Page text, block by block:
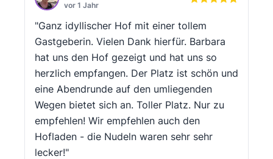
vor 1 Jahr
"Ganz idyllischer Hof mit einer tollem
Gastgeberin. Vielen Dank hierfür. Barbara
hat uns den Hof gezeigt und hat uns so
herzlich empfangen. Der Platz ist schön und
eine Abendrunde auf den umliegenden
Wegen bietet sich an. Toller Platz. Nur zu
empfehlen! Wir empfehlen auch den
Hofladen - die Nudeln waren sehr sehr
lecker!"